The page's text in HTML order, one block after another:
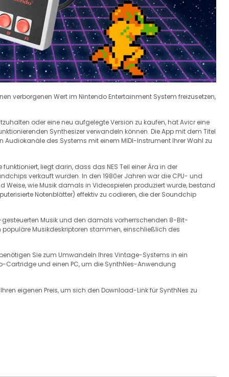
verborgenen Wert im Nintendo Entertainment System freizusetzen,
oder eine neu aufgelegte Version zu kaufen, hat Avicr eine
Synthesizer verwandeln können. Die App mit dem Titel
Audiokanäle des Systems mit einem MIDI-Instrument Ihrer Wahl zu
liegt darin, dass das NES Teil einer Ära in der
verkauft wurden. In den 1980er Jahren war die CPU- und
Weise, wie Musik damals in Videospielen produziert wurde, bestand
Notenblätter) effektiv zu codieren, die der Soundchip
Musik und den damals vorherrschenden 8-Bit-
Musikdeskriptoren stammen, einschließlich des
Sie zum Umwandeln Ihres Vintage-Systems in ein
Cartridge und einen PC, um die SynthNes-Anwendung
eigenen Preis, um sich den Download-Link für SynthNes zu